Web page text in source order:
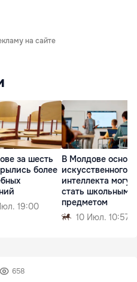
на сайте
за шесть
более
19:00
В Молдове
искусственного
интеллекта могут
стать школьным
предметом
10 Июл. 10:57
658